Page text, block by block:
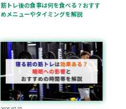
筋トレ後の食事は何を食べる？おすす
めメニューやタイミングを解説